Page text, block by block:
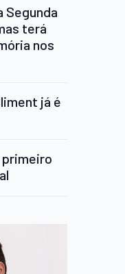
Segunda
terá
nos
já é
primeiro